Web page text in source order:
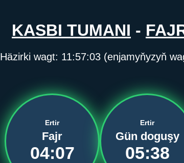
KASBI TUMANI -
Häzirki wagt: 11:57:03(enjamyňyzyň
Ertir
Fajr
04:07
Ertir
Gün doguşy
05:38